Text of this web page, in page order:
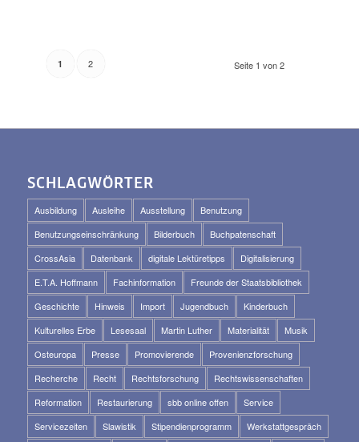
Seite 1 von 2
1 2
SCHLAGWÖRTER
Ausbildung Ausleihe Ausstellung
Benutzung
Benutzungseinschränkung
Bilderbuch
Buchpatenschaft
CrossAsia
Datenbank digitale Lektüretipps
Digitalisierung
E.T.A. Hoffmann
Fachinformation
Freunde der Staatsbibliothek
Geschichte
Hinweis Import Jugendbuch
Kinderbuch
Kulturelles Erbe
Lesesaal Martin Luther Materialität
Musik
Osteuropa
Presse Promovierende
Provenienzforschung
Recherche
Recht Rechtsforschung
Rechtswissenschaften
Reformation
Restaurierung sbb online offen
Service
Servicezeiten
Slawistik Stipendienprogramm
Werkstattgespräch